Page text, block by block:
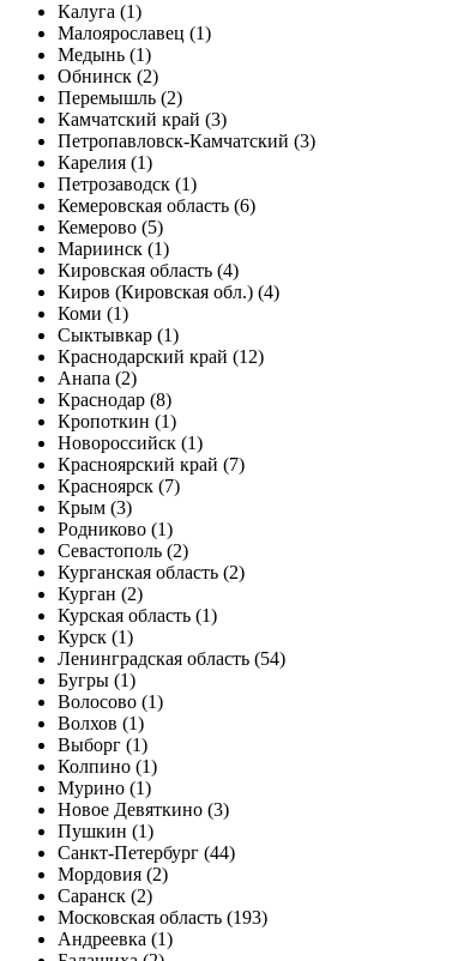
Калуга (1)
Малоярославец (1)
Медынь (1)
Обнинск (2)
Перемышль (2)
Камчатский край (3)
Петропавловск-Камчатский (3)
Карелия (1)
Петрозаводск (1)
Кемеровская область (6)
Кемерово (5)
Мариинск (1)
Кировская область (4)
Киров (Кировская обл.) (4)
Коми (1)
Сыктывкар (1)
Краснодарский край (12)
Анапа (2)
Краснодар (8)
Кропоткин (1)
Новороссийск (1)
Красноярский край (7)
Красноярск (7)
Крым (3)
Родниково (1)
Севастополь (2)
Курганская область (2)
Курган (2)
Курская область (1)
Курск (1)
Ленинградская область (54)
Бугры (1)
Волосово (1)
Волхов (1)
Выборг (1)
Колпино (1)
Мурино (1)
Новое Девяткино (3)
Пушкин (1)
Санкт-Петербург (44)
Мордовия (2)
Саранск (2)
Московская область (193)
Андреевка (1)